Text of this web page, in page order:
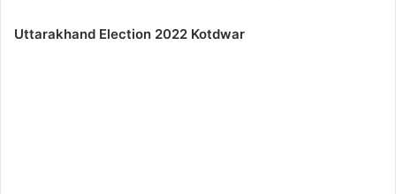
Uttarakhand Election 2022 Kotdwar